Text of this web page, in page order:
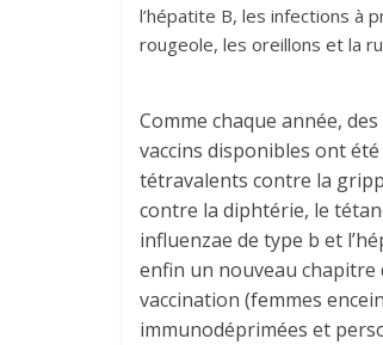
l’hépatite B, les infections à
rougeole, les oreillons et la
Comme chaque année,
vaccins disponibles ont
tétravalents contre la
contre la diphtérie, le
influenzae de type b et
enfin un nouveau chapitre
vaccination (femmes
immunodéprimées et